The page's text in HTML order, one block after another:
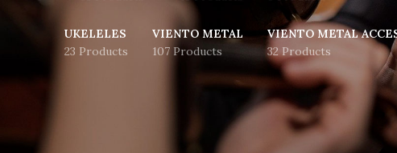
UKELELES
23 Products
VIENTO METAL
107 Products
VIENTO METAL
32 Products